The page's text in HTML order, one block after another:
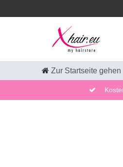
Zur Startseite gehen